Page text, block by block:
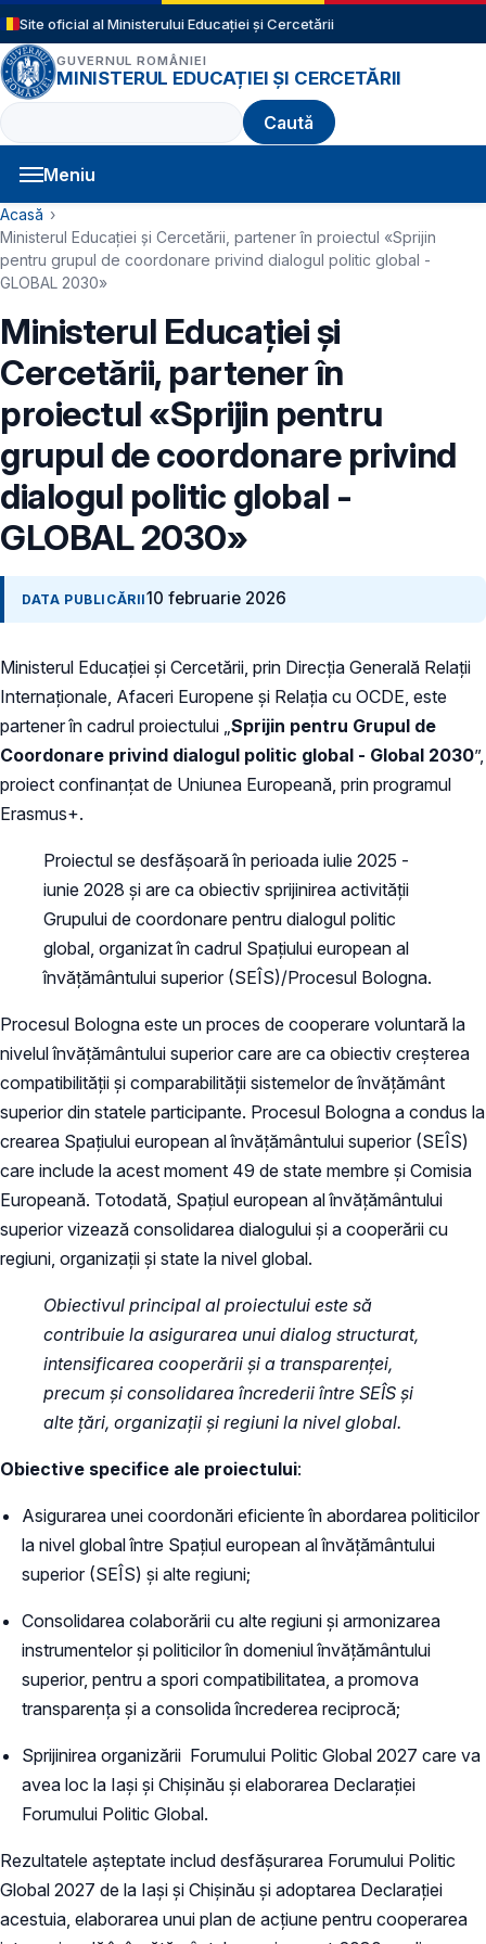
Sari la conținutul principal
Site oficial al Ministerului Educației și Cercetării
GUVERNUL ROMÂNIEI
MINISTERUL EDUCAȚIEI ȘI CERCETĂRII
Caută
Meniu
Navigație principală
Cale de navigare
Acasă
Ministerul Educației și Cercetării, partener în proiectul «Sprijin
pentru grupul de coordonare privind dialogul politic global -
GLOBAL 2030»
Ministerul Educației și
Cercetării, partener în
proiectul «Sprijin pentru
grupul de coordonare privind
dialogul politic global -
GLOBAL 2030»
DATA PUBLICĂRII10 februarie 2026
Ministerul Educației și Cercetării, prin Direcția Generală Relații
Internaționale, Afaceri Europene și Relația cu OCDE, este
partener în cadrul proiectului „ Sprijin pentru Grupul de
Coordonare privind dialogul politic global - Global 2030”,
proiect confinanțat de Uniunea Europeană, prin programul
Erasmus+.
Proiectul se desfășoară în perioada iulie 2025 -
iunie 2028 și are ca obiectiv sprijinirea activității
Grupului de coordonare pentru dialogul politic
global, organizat în cadrul Spațiului european al
învățământului superior (SEÎS)/Procesul Bologna.
Procesul Bologna este un proces de cooperare voluntară la
nivelul învățământului superior care are ca obiectiv creșterea
compatibilității și comparabilității sistemelor de învățământ
superior din statele participante. Procesul Bologna a condus la
crearea Spațiului european al învățământului superior (SEÎS)
care include la acest moment 49 de state membre și Comisia
Europeană. Totodată, Spațiul european al învățământului
superior vizează consolidarea dialogului și a cooperării cu
regiuni, organizații și state la nivel global.
Obiectivul principal al proiectului este să
contribuie la asigurarea unui dialog structurat,
intensificarea cooperării și a transparenței,
precum și consolidarea încrederii între SEÎS și
alte țări, organizații și regiuni la nivel global.
Obiective specifice ale proiectului:
Asigurarea unei coordonări eficiente în abordarea politicilor
la nivel global între Spațiul european al învățământului
superior (SEÎS) și alte regiuni;
Consolidarea colaborării cu alte regiuni și armonizarea
instrumentelor și politicilor în domeniul învățământului
superior, pentru a spori compatibilitatea, a promova
transparența și a consolida încrederea reciprocă;
Sprijinirea organizării Forumului Politic Global 2027 care va
avea loc la Iași și Chișinău și elaborarea Declarației
Forumului Politic Global.
Rezultatele așteptate includ desfășurarea Forumului Politic
Global 2027 de la Iași și Chișinău și adoptarea Declarației
acestuia, elaborarea unui plan de acțiune pentru cooperarea